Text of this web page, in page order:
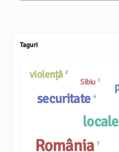
Taguri
locale
Sibiu 1
România7
securitate 4
violență 2